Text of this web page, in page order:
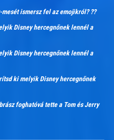
ismersz fel az emojikról? ??
Disney hercegnőnek lennél a
Disney hercegnőnek lennél a
ki melyik Disney hercegnőnek
foghatóvá tette a Tom és Jerry